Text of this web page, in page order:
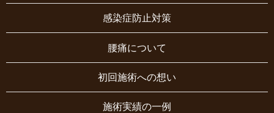
感染症防止対策
腰痛について
初回施術への想い
施術実績の一例